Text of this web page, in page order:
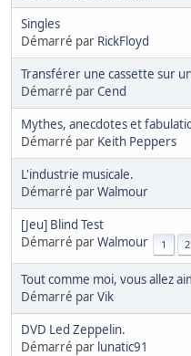
Singles
Démarré par RickFloyd
Transférer une cassette sur
Démarré parCend
Mythes, anecdotes et
Démarré par Keith Peppers
L'industrie musicale.
Démarré parWalmour
[Jeu] Blind Test
Démarré parWalmour 1 2
Tout comme moi, vous allez
Démarré parVik
DVD Led Zeppelin.
Démarré par lunatic91